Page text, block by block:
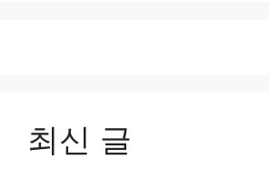
최신 글